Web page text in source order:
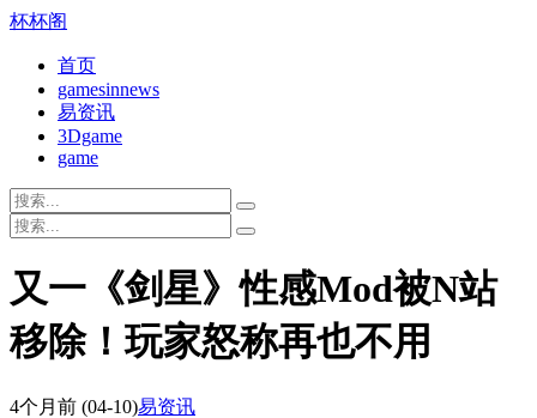
杯杯阁
首页
gamesinnews
易资讯
3Dgame
game
又一《剑星》性感Mod被N站
移除！玩家怒称再也不用
4个月前 (04-10)易资讯